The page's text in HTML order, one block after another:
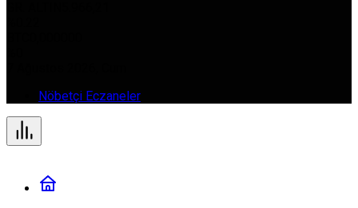
Nöbetçi Eczaneler